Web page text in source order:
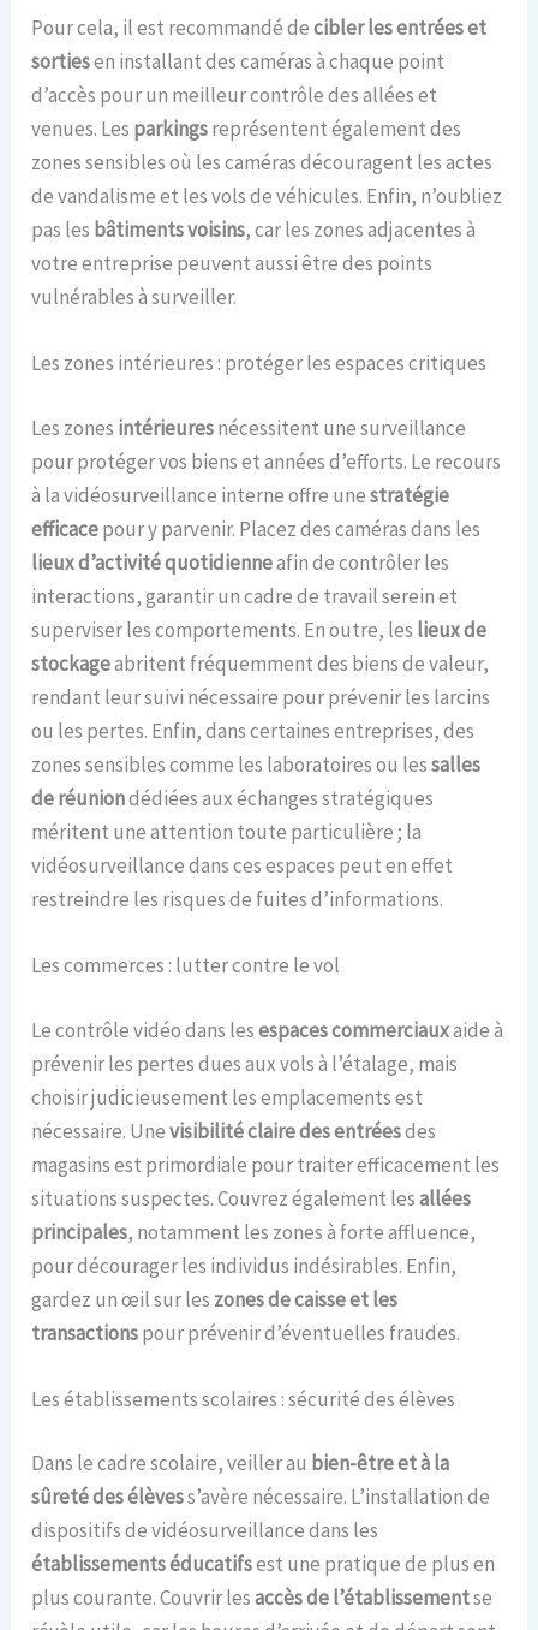
Pour cela, il est recommandé decibler les entrées et
sortiesen installant des caméras à chaque point
d’accès pour un meilleur contrôle des allées et
venues. Les parkingsreprésentent également des
zones sensibles où les caméras découragent les actes
de vandalisme et les vols de véhicules. Enfin, n’oubliez
pas les bâtiments voisins, car les zones adjacentes à
votre entreprise peuvent aussi être des points
vulnérables à surveiller.
Les zones intérieures : protéger les espaces critiques
Les zones intérieuresnécessitent une surveillance
pour protéger vos biens et années d’efforts. Le recours
à la vidéosurveillance interne offre unestratégie
efficacepour y parvenir. Placez des caméras dans les
lieux d’activité quotidienneafin de contrôler les
interactions, garantir un cadre de travail serein et
superviser les comportements. En outre, les lieux de
stockageabritent fréquemment des biens de valeur,
rendant leur suivi nécessaire pour prévenir les larcins
ou les pertes. Enfin, dans certaines entreprises, des
zones sensibles comme les laboratoires ou lessalles
de réuniondédiées aux échanges stratégiques
méritent une attention toute particulière ; la
vidéosurveillance dans ces espaces peut en effet
restreindre les risques de fuites d’informations.
Les commerces : lutter contre le vol
Le contrôle vidéo dans lesespaces commerciauxaide à
prévenir les pertes dues aux vols à l’étalage, mais
choisir judicieusement les emplacements est
nécessaire. Unevisibilité claire des entréesdes
magasins est primordiale pour traiter efficacement les
situations suspectes. Couvrez également lesallées
principales, notamment les zones à forte affluence,
pour décourager les individus indésirables. Enfin,
gardez un œil sur les zones de caisse et les
transactionspour prévenir d’éventuelles fraudes.
Les établissements scolaires : sécurité des élèves
Dans le cadre scolaire, veiller au bien-être et à la
sûreté des élèvess’avère nécessaire. L’installation de
dispositifs de vidéosurveillance dans les
établissements éducatifsest une pratique de plus en
plus courante. Couvrir lesaccès de l’établissementse